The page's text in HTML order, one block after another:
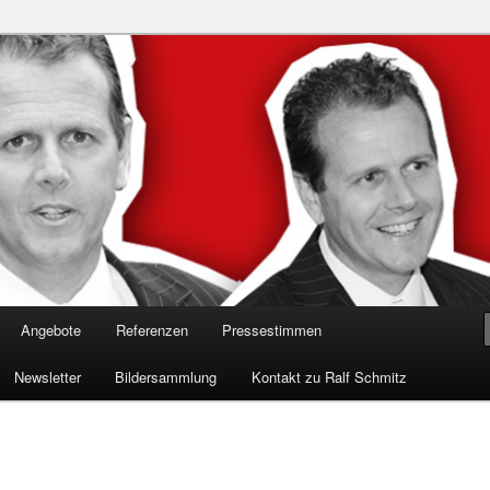
für Hackervorträge &
in die Welt der Cybersicherheit mit Ralf Schmitz. Erleben Sie Live-
& schützen Sie sich effektiv.
Angebote Referenzen Pressestimmen
Newsletter Bildersammlung Kontakt zu Ralf Schmitz